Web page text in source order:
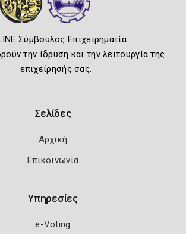
Σύμβουλος Επιχειρηματία
την ίδρυση και την λειτουργία της
επιχείρησής σας.
Σελίδες
Αρχική
Επικοινωνία
Υπηρεσίες
e-Voting